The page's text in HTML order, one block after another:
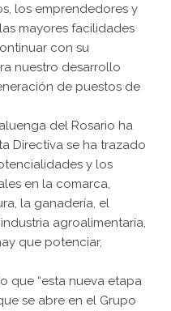
los emprendedores y
mayores facilidades
con su
nuestro desarrollo
de puestos de
del Rosario ha
Directiva se ha trazado
y los
en la comarca,
la ganadería, el
agroalimentaria,
que potenciar,
que “esta nueva etapa
se abre en el Grupo